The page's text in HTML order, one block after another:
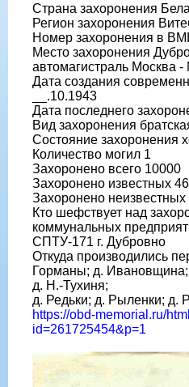
Страна захоронения
Регион захоронения
Номер захоронения в
Место захоронения
автомагистраль Москва -
Дата создания
__.10.1943
Дата последнего
Вид захоронения
Состояние захоронения
Количество могил 1
Захоронено всего 10000
Захоронено известных
Захоронено неизвестных
Кто шефствует над
коммунальных
СПТУ-171 г. Дубровно
Откуда производились
Горманы; д. Ивановщина;
д. Н.-Тухиня;
д. Редьки; д. Рыленки; д.
https://obd-memorial.ru/
id=261725454&p=1